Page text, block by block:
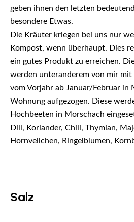
geben ihnen den letzten
besondere Etwas.
Die Kräuter kriegen bei uns nur
Kompost, wenn überhaupt. Dies
ein gutes Produkt zu erreichen.
werden unteranderem von mir mit
vom Vorjahr ab Januar/Februar in
Wohnung aufgezogen. Diese
Hochbeeten in Morschach
Dill, Koriander, Chili, Thymian,
Hornveilchen, Ringelblumen,
Salz